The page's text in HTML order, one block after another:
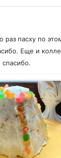
раз пасху по
Еще и